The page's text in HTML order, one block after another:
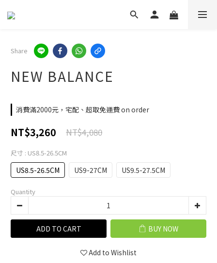
Share
NEW BALANCE
消費滿2000元，宅配、超取免運費 on order
NT$3,260 NT$4,080
尺寸 : US8.5-26.5CM
US8.5-26.5CM US9-27CM US9.5-27.5CM
Quantity
ADD TO CART BUY NOW
Add to Wishlist